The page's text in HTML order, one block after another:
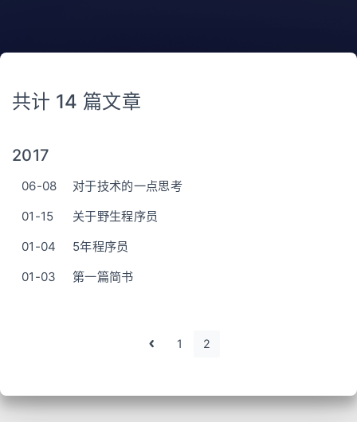
共计 14 篇文章
2017
06-08
对于技术的一点思考
01-15
关于野生程序员
01-04
5年程序员
01-03
第一篇简书
1 2